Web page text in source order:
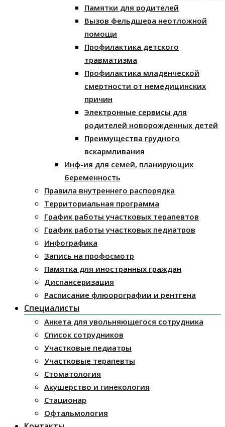
Памятки для родителей
Вызов фельдшера неотложной
помощи
Профилактика детского
травматизма
Профилактика младенческой
смертности от немедицинских
причин
Электронные сервисы для
родителей новорожденных детей
Преимущества грудного
вскармливания
Инф-ия для семей, планирующих
беременность
Правила внутреннего распорядка
Территориальная программа
График работы участковых терапевтов
График работы участковых педиатров
Инфографика
Запись на профосмотр
Памятка для иностранных граждан
Диспансеризация
Расписание флюорографии и рентгена
Специалисты
Анкета для увольняющегося сотрудника
Список сотрудников
Участковые педиатры
Участковые терапевты
Стоматология
Акушерство и гинекология
Стационар
Офтальмология